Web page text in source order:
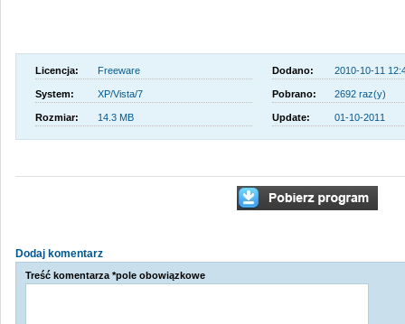
Licencja: Freeware Dodano: 2010-10-11
System: XP/Vista/7 Pobrano: 2692 raz(y)
Rozmiar: 14.3 MB Update: 01-10-2011
Dodaj komentarz
Treść komentarza *pole obowiązkowe